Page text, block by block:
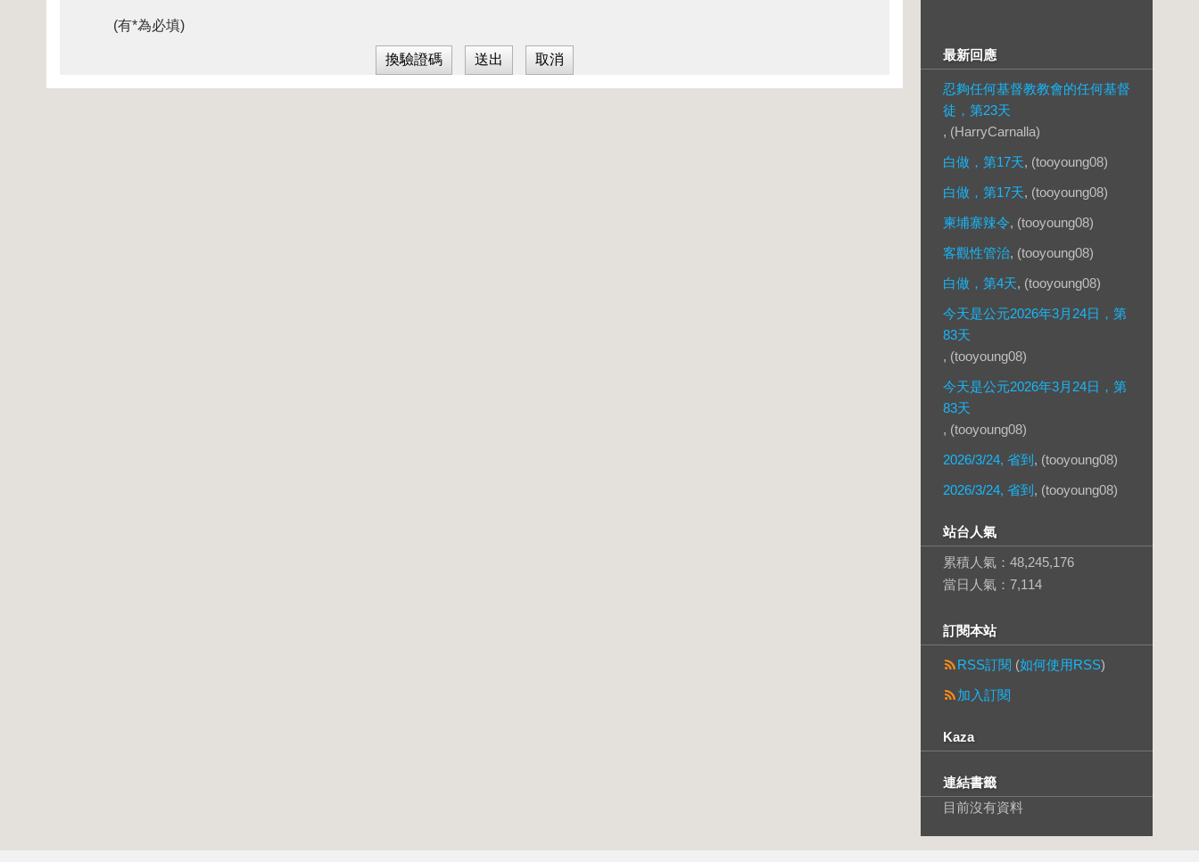
(有*為必填)
最新回應
忍夠任何基督教教會的任何基督
徒，第23天
, (HarryCarnalla)
白做，第17天, (tooyoung08)
白做，第17天, (tooyoung08)
柬埔寨辣令, (tooyoung08)
客觀性管治, (tooyoung08)
白做，第4天, (tooyoung08)
今天是公元2026年3月24日，第
83天
, (tooyoung08)
今天是公元2026年3月24日，第
83天
, (tooyoung08)
2026/3/24, 省到 , (tooyoung08)
2026/3/24, 省到 , (tooyoung08)
站台人氣
累積人氣： 48,245,176
當日人氣： 7,114
訂閱本站
RSS訂閱 (如何使用RSS)
加入訂閱
Kaza
連結書籤
目前沒有資料